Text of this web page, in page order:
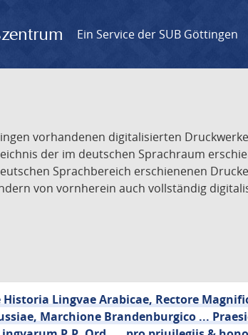
Ein Service der SUB Göttingen
vorhandenen digitalisierten
der im deutschen Sprachraum
Sprachbereich erschienenen
von vornherein auch vollständig
Lingvae Arabicae, Rectore
Marchione Brandenburgico ...